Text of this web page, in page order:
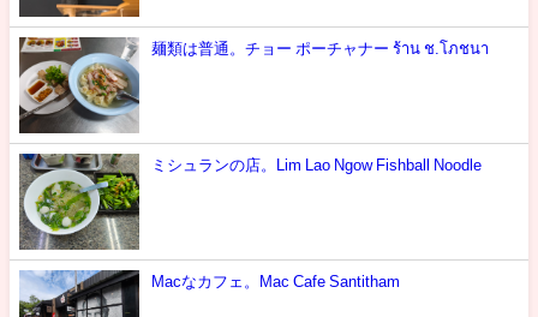
麺類は普通。チョー ポーチャナー ร้าน ช.โภชนา
ミシュランの店。Lim Lao Ngow Fishball Noodle
Macなカフェ。Mac Cafe Santitham